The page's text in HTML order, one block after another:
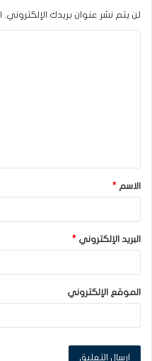
لن يتم نشر عنوان بريدك الإلكتروني.
ق
*الاسم *
البريد الإلكتروني *
الموقع الإلكتروني